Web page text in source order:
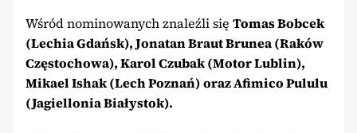
Wśród nominowanych znaleźli się Tomas Bobcek
(Lechia Gdańsk), Jonatan Braut Brunea (Raków
Częstochowa), Karol Czubak (Motor Lublin),
Mikael Ishak (Lech Poznań) oraz Afimico Pululu
(Jagiellonia Białystok).